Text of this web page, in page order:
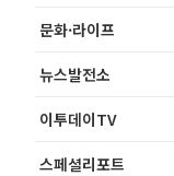
문화·라이프
뉴스발전소
이투데이TV
스페셜리포트